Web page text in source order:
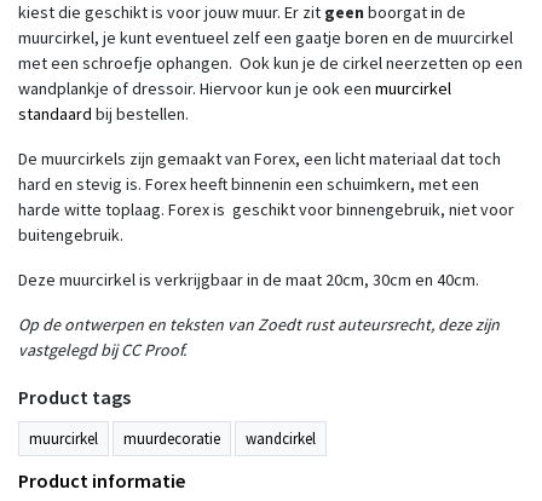
kiest die geschikt is voor jouw muur. Er zit geen boorgat in de
muurcirkel, je kunt eventueel zelf een gaatje boren en de muurcirkel
met een schroefje ophangen. Ook kun je de cirkel neerzetten op een
wandplankje of dressoir. Hiervoor kun je ook een muurcirkel
standaard bij bestellen.
De muurcirkels zijn gemaakt van Forex, een licht materiaal dat toch
hard en stevig is. Forex heeft binnenin een schuimkern, met een
harde witte toplaag. Forex is geschikt voor binnengebruik, niet voor
buitengebruik.
Deze muurcirkel is verkrijgbaar in de maat 20cm, 30cm en 40cm.
Op de ontwerpen en teksten van Zoedt rust auteursrecht, deze zijn
vastgelegd bij CC Proof.
Product tags
muurcirkel muurdecoratie wandcirkel
Product informatie